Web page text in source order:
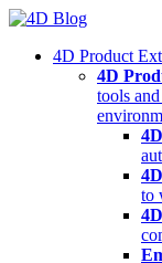
Skip
content4D Product
4D
tools
to